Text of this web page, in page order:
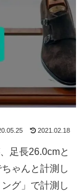
2021.02.18
足長26.0cmと
ゃんと計測し
グ」で計測し